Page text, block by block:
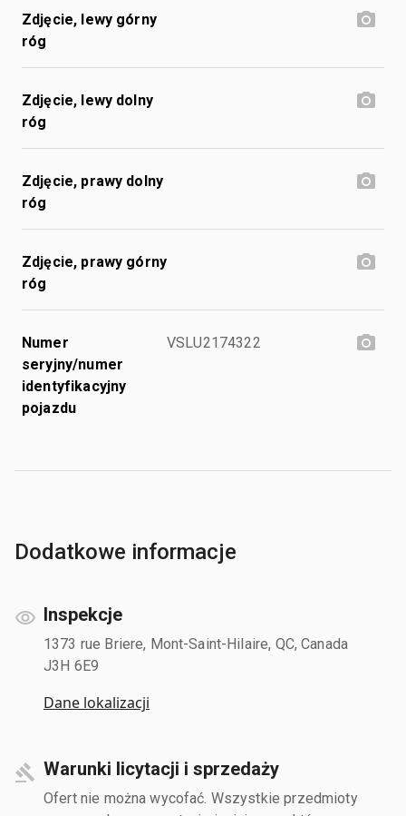
Zdjęcie, lewy górny
róg
Zdjęcie, lewy dolny
róg
Zdjęcie, prawy dolny
róg
Zdjęcie, prawy górny
róg
Numer
seryjny/numer
identyfikacyjny
pojazdu
VSLU2174322
Dodatkowe informacje
Inspekcje
1373 rue Briere, Mont-Saint-Hilaire, QC, Canada
J3H 6E9
Dane lokalizacji
Warunki licytacji i sprzedaży
Ofert nie można wycofać. Wszystkie przedmioty